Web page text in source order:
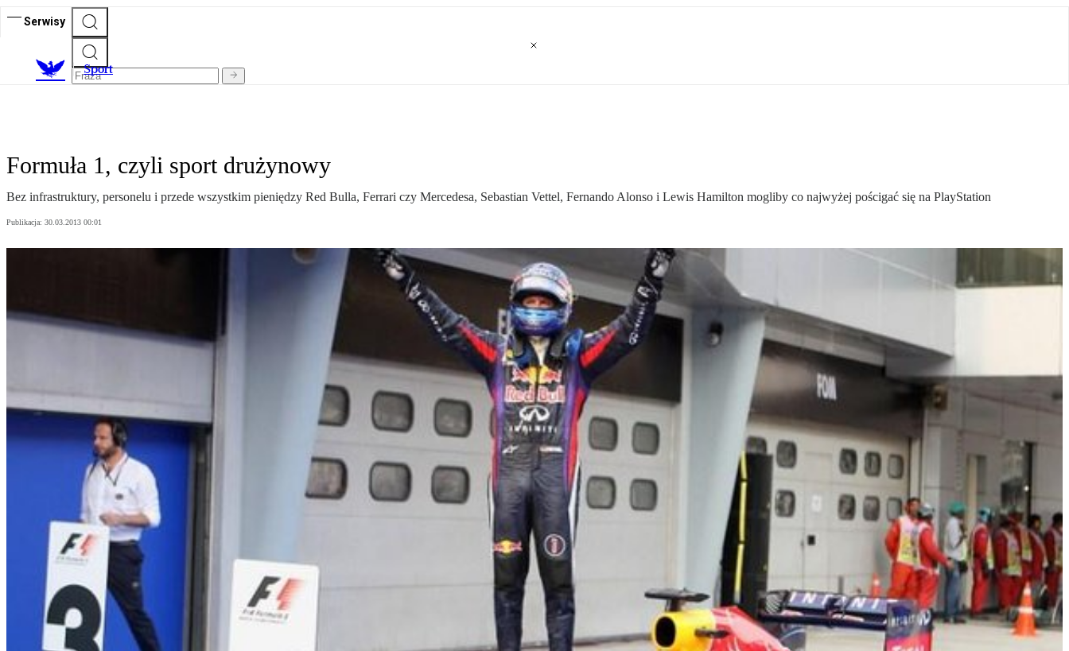
Serwisy
Sport
Formuła 1, czyli sport drużynowy
Bez infrastruktury, personelu i przede wszystkim pieniędzy Red Bulla, Ferrari czy Mercedesa, Sebastian Vettel, Fernando Alonso i Lewis Hamilton mogliby co najwyżej pościgać się na PlayStation
Publikacja: 30.03.2013 00:01